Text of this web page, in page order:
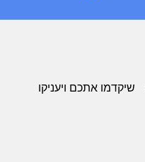
שיקדמו אתכם ויעניקו